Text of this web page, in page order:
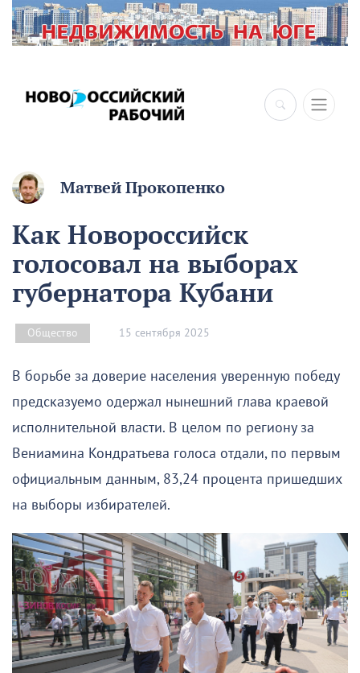
×
Матвей Прокопенко
Как Новороссийск
голосовал на выборах
губернатора Кубани
Общество 15 сентября 2025
В борьбе за доверие населения уверенную победу
предсказуемо одержал нынешний глава краевой
исполнительной власти. В целом по региону за
Вениамина Кондратьева голоса отдали, по первым
официальным данным, 83,24 процента пришедших
на выборы избирателей.